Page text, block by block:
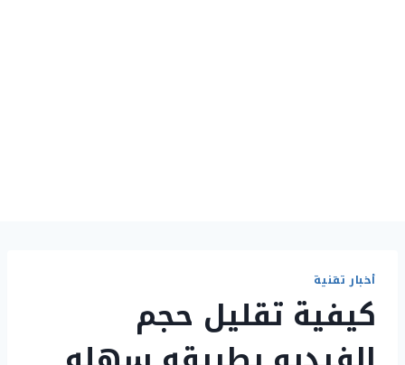
أخبار تقنية
كيفية تقليل حجم